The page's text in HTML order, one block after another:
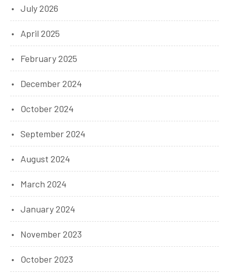
July 2026
April 2025
February 2025
December 2024
October 2024
September 2024
August 2024
March 2024
January 2024
November 2023
October 2023